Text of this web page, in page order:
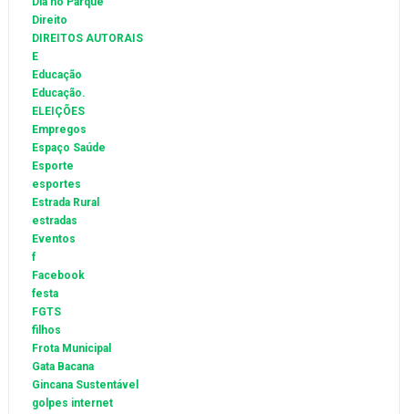
Direito
DIREITOS AUTORAIS
E
Educação
Educação.
ELEIÇÕES
Empregos
Espaço Saúde
Esporte
esportes
Estrada Rural
estradas
Eventos
f
Facebook
festa
FGTS
filhos
Frota Municipal
Gata Bacana
Gincana Sustentável
golpes internet